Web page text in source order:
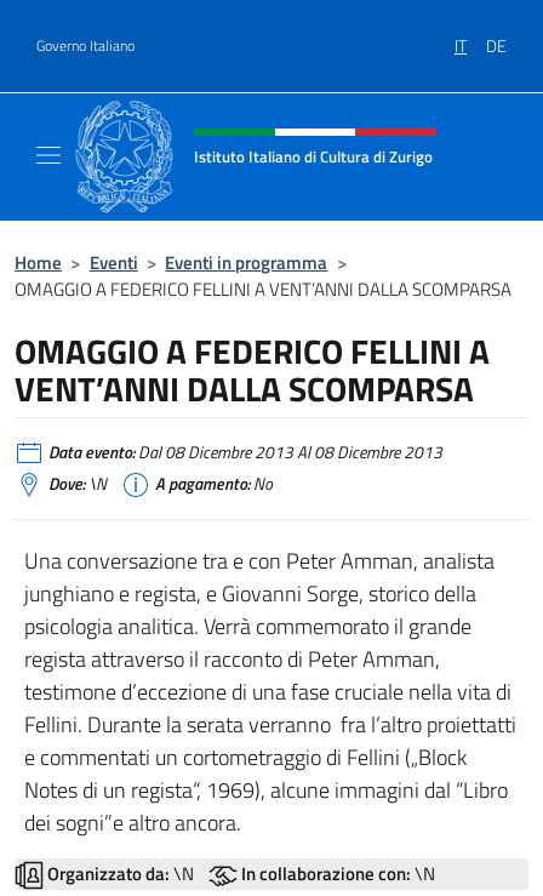
Governo Italiano IT DE
Intestazione sito, social e menù
Istituto Italiano di Cultura di Zurigo
Home > Eventi > Eventi in programma >
OMAGGIO A FEDERICO FELLINI A VENT’ANNI DALLA SCOMPARSA
OMAGGIO A FEDERICO FELLINI A
VENT’ANNI DALLA SCOMPARSA
Data evento:Dal 08 Dicembre 2013 Al 08 Dicembre 2013
Dove:\N A pagamento:No
Una conversazione tra e con Peter Amman, analista
junghiano e regista, e Giovanni Sorge, storico della
psicologia analitica. Verrà commemorato il grande
regista attraverso il racconto di Peter Amman,
testimone d’eccezione di una fase cruciale nella vita di
Fellini. Durante la serata verranno fra l’altro proiettatti
e commentati un cortometraggio di Fellini („Block
Notes di un regista“, 1969), alcune immagini dal “Libro
dei sogni”e altro ancora.
Organizzato da:\N In collaborazione con:\N